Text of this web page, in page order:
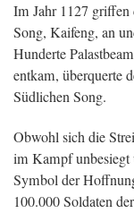
Im Jahr 1127 griffen
Song, Kaifeng, an
Hunderte
entkam, überquerte
Südlichen Song.
Obwohl sich die
im Kampf unbesiegt
Symbol der
100.000 Soldaten